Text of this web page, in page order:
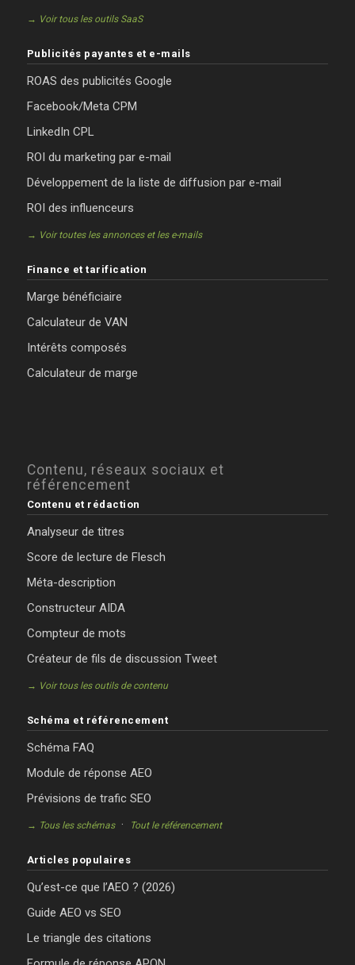
→ Voir tous les outils SaaS
Publicités payantes et e-mails
ROAS des publicités Google
Facebook/Meta CPM
LinkedIn CPL
ROI du marketing par e-mail
Développement de la liste de diffusion par e-mail
ROI des influenceurs
→ Voir toutes les annonces et les e-mails
Finance et tarification
Marge bénéficiaire
Calculateur de VAN
Intérêts composés
Calculateur de marge
Contenu, réseaux sociaux et
référencement
Contenu et rédaction
Analyseur de titres
Score de lecture de Flesch
Méta-description
Constructeur AIDA
Compteur de mots
Créateur de fils de discussion Tweet
→ Voir tous les outils de contenu
Schéma et référencement
Schéma FAQ
Module de réponse AEO
Prévisions de trafic SEO
→ Tous les schémas· Tout le référencement
Articles populaires
Qu’est-ce que l’AEO ? (2026)
Guide AEO vs SEO
Le triangle des citations